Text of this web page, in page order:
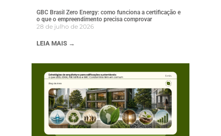
GBC Brasil Zero Energy: como funciona a certificação e
o que o empreendimento precisa comprovar
28 de julho de 2026
LEIA MAIS →